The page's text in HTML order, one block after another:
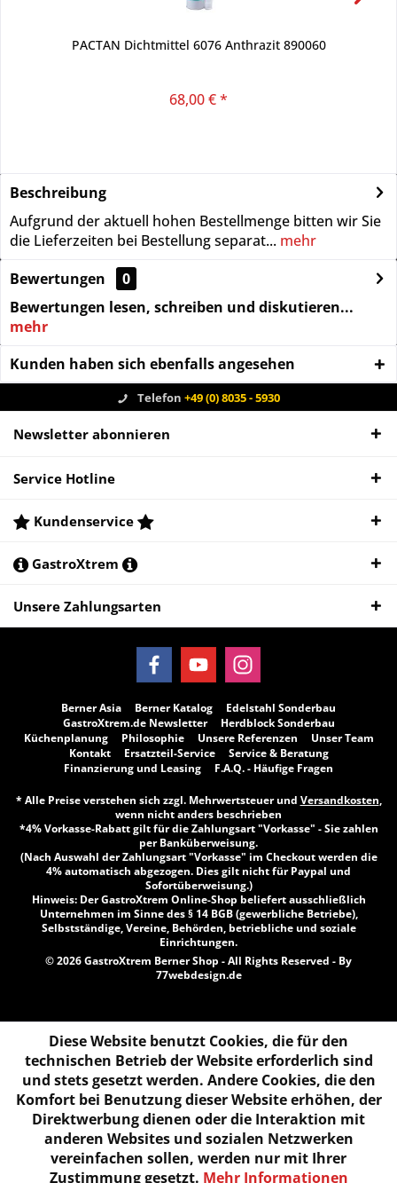
PACTAN Dichtmittel 6076 Anthrazit 890060
68,00 € *
Beschreibung
Aufgrund der aktuell hohen Bestellmenge bitten wir Sie
die Lieferzeiten bei Bestellung separat... mehr
Bewertungen
0
Bewertungen lesen, schreiben und diskutieren...
mehr
Kunden haben sich ebenfalls angesehen
Telefon +49 (0) 8035 - 5930
Newsletter abonnieren
Service Hotline
Kundenservice
GastroXtrem
Unsere Zahlungsarten
Berner Asia Berner Katalog
Edelstahl Sonderbau
GastroXtrem.de Newsletter
Herdblock Sonderbau
Küchenplanung
Philosophie Unsere Referenzen
Unser Team
Kontakt
Ersatzteil-Service
Service & Beratung
Finanzierung und Leasing
F.A.Q. - Häufige Fragen
* Alle Preise verstehen sich zzgl. Mehrwertsteuer und Versandkosten,
wenn nicht anders beschrieben
*4% Vorkasse-Rabatt gilt für die Zahlungsart "Vorkasse" - Sie zahlen
per Banküberweisung.
(Nach Auswahl der Zahlungsart "Vorkasse" im Checkout werden die
4% automatisch abgezogen. Dies gilt nicht für Paypal und
Sofortüberweisung.)
Hinweis: Der GastroXtrem Online-Shop beliefert ausschließlich
Unternehmen im Sinne des § 14 BGB (gewerbliche Betriebe),
Selbstständige, Vereine, Behörden, betriebliche und soziale
Einrichtungen.
© 2026 GastroXtrem Berner Shop - All Rights Reserved - By
77webdesign.de
Diese Website benutzt Cookies, die für den
technischen Betrieb der Website erforderlich sind
und stets gesetzt werden. Andere Cookies, die den
Komfort bei Benutzung dieser Website erhöhen, der
Direktwerbung dienen oder die Interaktion mit
anderen Websites und sozialen Netzwerken
vereinfachen sollen, werden nur mit Ihrer
Zustimmung gesetzt. Mehr Informationen